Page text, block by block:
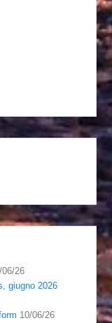
06/26
giugno 2026
10/06/26